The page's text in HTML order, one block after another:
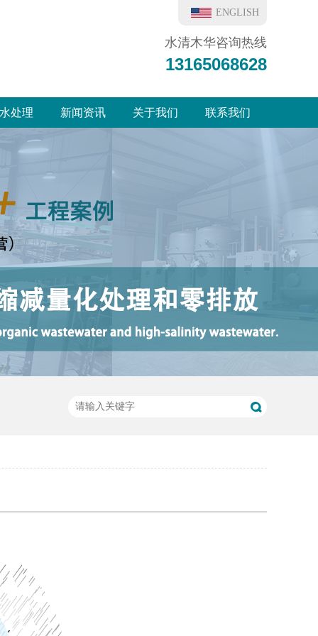
ENGLISH
水清木华咨询热线
13165068628
处理 新闻资讯 关于我们 联系我们